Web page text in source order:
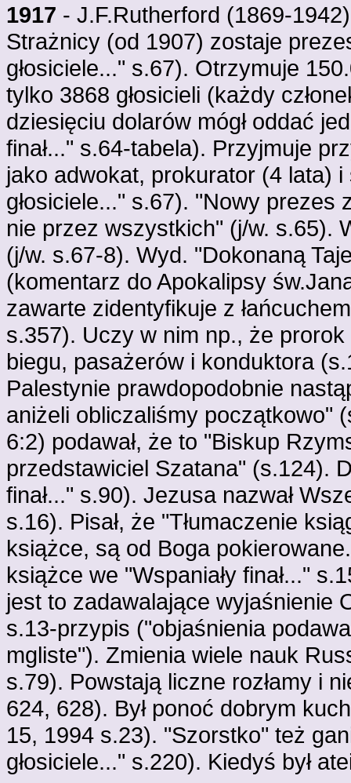
1917 - J.F.Rutherford (1869-
Strażnicy (od 1907) zostaje
głosiciele..." s.67). Otrzymuje
tylko 3868 głosicieli (każdy
dziesięciu dolarów mógł oddać
finał..." s.64-tabela). Przyjmuje
jako adwokat, prokurator (4 lata)
głosiciele..." s.67). "Nowy prezes
nie przez wszystkich" (j/w. s.65).
(j/w. s.67-8). Wyd. "Dokonaną
(komentarz do Apokalipsy
zawarte zidentyfikuje z
s.357). Uczy w nim np., że
biegu, pasażerów i konduktora
Palestynie prawdopodobnie
aniżeli obliczaliśmy początkowo"
6:2) podawał, że to "Biskup
przedstawiciel Szatana" (s.124).
finał..." s.90). Jezusa nazwał
s.16). Pisał, że "Tłumaczenie
książce, są od Boga
książce we "Wspaniały finał..."
jest to zadawalające wyjaśnienie
s.13-przypis ("objaśnienia
mgliste"). Zmienia wiele nauk
s.79). Powstają liczne rozłamy i
624, 628). Był ponoć dobrym
15, 1994 s.23). "Szorstko" też
głosiciele..." s.220). Kiedyś był